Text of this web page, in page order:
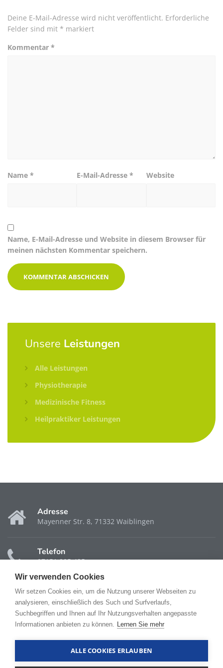
Deine E-Mail-Adresse wird nicht veröffentlicht. Erforderliche
Felder sind mit * markiert
Kommentar *
Name * E-Mail-Adresse* Website
Name, E-Mail-Adresse und Website in diesem Browser für
meinen nächsten Kommentar speichern.
Unsere Leistungen
Alle Leistungen
Physiotherapie
Medizinische Fitness
Heilpraktiker Leistungen
Adresse
Mayenner Str. 8, 71332 Waiblingen
Telefon
07151 905 435
Fax
07151 905 604
Mo. - Fr.: 7.30 Uhr - 19.00 Uhr
Wir verwenden Cookies
Wir setzen Cookies ein, um die Nutzung unserer Webseiten zu
analysieren, einschließlich des Such und Surfverlaufs,
Suchbegriffen und Ihnen auf Ihr Nutzungsverhalten angepasste
Informationen anbieten zu können. Lernen Sie mehr
ALLE COOKIES ERLAUBEN